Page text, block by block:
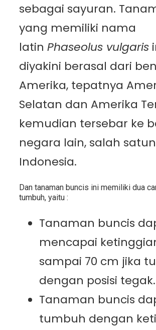
sebagai sayuran.
yang memiliki nama
latin Phaseolus vulgaris
diyakini berasal dari
Amerika, tepatnya
Selatan dan Amerika
kemudian tersebar ke
negara lain, salah
Indonesia.
Dan tanaman buncis ini memiliki dua
tumbuh, yaitu :
Tanaman buncis
mencapai
sampai 70 cm jika
dengan posisi tegak.
Tanaman buncis
tumbuh dengan